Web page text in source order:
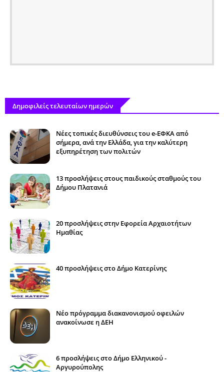
Δημοφιλείς τελευταίων ημερών
Νέες τοπικές διευθύνσεις του e-ΕΦΚΑ από
σήμερα, ανά την Ελλάδα, για την καλύτερη
εξυπηρέτηση των πολιτών
13 προσλήψεις στους παιδικούς σταθμούς του
Δήμου Πλατανιά
20 προσλήψεις στην Εφορεία Αρχαιοτήτων
Ημαθίας
40 προσλήψεις στο Δήμο Κατερίνης
Νέο πρόγραμμα διακανονισμού οφειλών
ανακοίνωσε η ΔΕΗ
6 προσλήψεις στο Δήμο Ελληνικού -
Αργυρούπολης